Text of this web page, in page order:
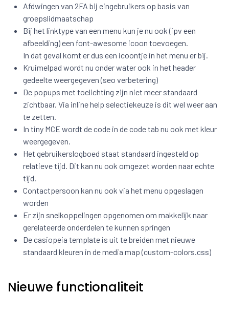
Afdwingen van 2FA bij eingebruikers op basis van
groepslidmaatschap
Bij het linktype van een menu kun je nu ook (ipv een
afbeelding) een font-awesome icoon toevoegen.
In dat geval komt er dus een icoontje in het menu er bij.
Kruimelpad wordt nu onder water ook in het header
gedeelte weergegeven (seo verbetering)
De popups met toelichting zijn niet meer standaard
zichtbaar. Via inline help selectiekeuze is dit wel weer aan
te zetten.
In tiny MCE wordt de code in de code tab nu ook met kleur
weergegeven.
Het gebruikerslogboed staat standaard ingesteld op
relatieve tijd. Dit kan nu ook omgezet worden naar echte
tijd.
Contactpersoon kan nu ook via het menu opgeslagen
worden
Er zijn snelkoppelingen opgenomen om makkelijk naar
gerelateerde onderdelen te kunnen springen
De casiopeia template is uit te breiden met nieuwe
standaard kleuren in de media map (custom-colors.css)
Nieuwe functionaliteit